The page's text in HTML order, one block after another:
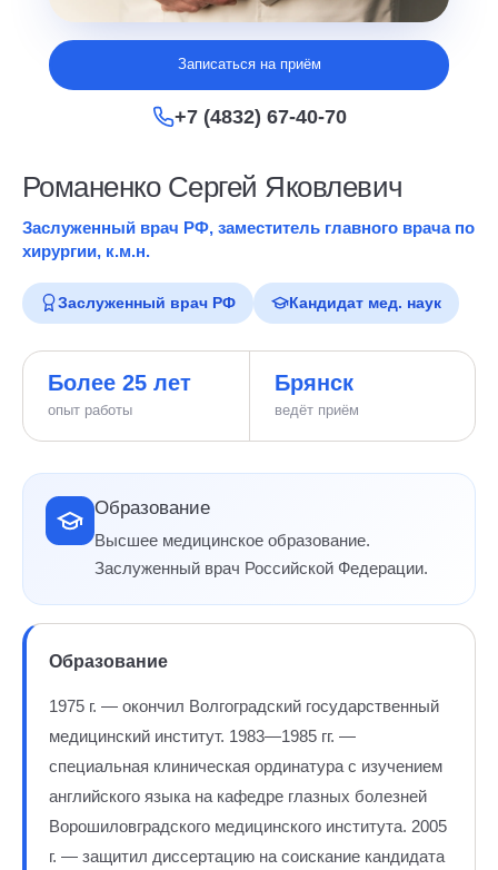
Записаться на приём
+7 (4832) 67-40-70
Романенко Сергей Яковлевич
Заслуженный врач РФ, заместитель главного врача по
хирургии, к.м.н.
Заслуженный врач РФ Кандидат мед. наук
Более 25 лет
опыт работы
Брянск
ведёт приём
Образование
Высшее медицинское образование.
Заслуженный врач Российской Федерации.
Образование
1975 г. — окончил Волгоградский государственный
медицинский институт. 1983—1985 гг. —
специальная клиническая ординатура с изучением
английского языка на кафедре глазных болезней
Ворошиловградского медицинского института. 2005
г. — защитил диссертацию на соискание кандидата